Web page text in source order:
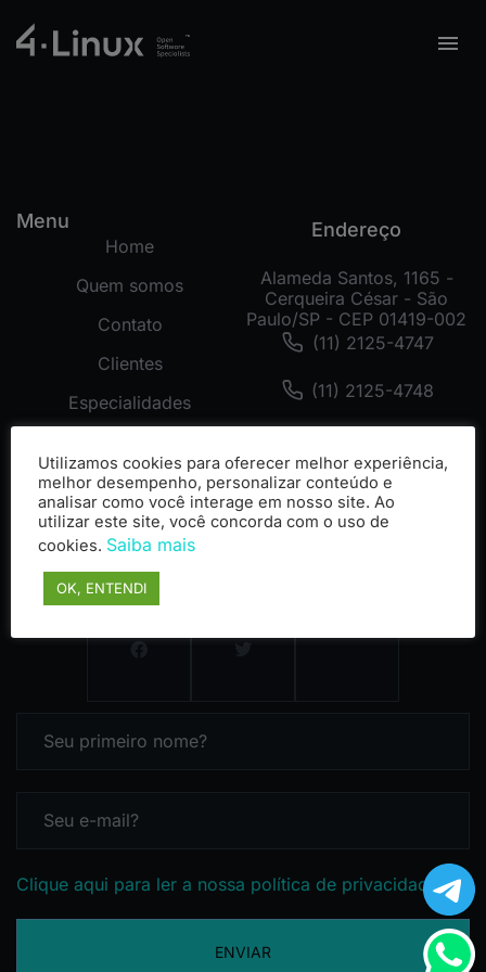
Menu
Home
Quem somos
Contato
Clientes
Especialidades
Cases
Endereço
Alameda Santos, 1165 -
Cerqueira César - São
Paulo/SP - CEP 01419-002
(11) 2125-4747
(11) 2125-4748
Clique aqui para ler a nossa política de privacidade
ENVIAR
Utilizamos cookies para oferecer melhor experiência,
melhor desempenho, personalizar conteúdo e
analisar como você interage em nosso site. Ao
utilizar este site, você concorda com o uso de
cookies. Saiba mais
OK, ENTENDI